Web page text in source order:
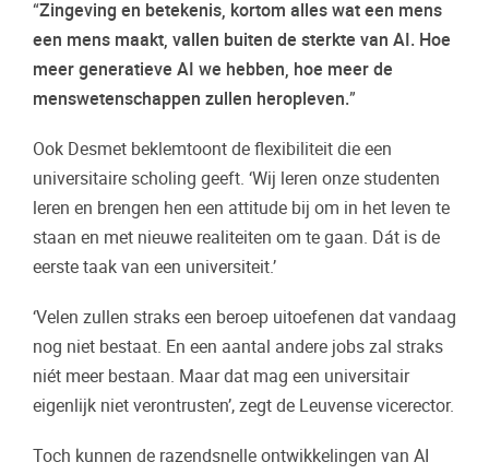
“Zingeving en betekenis, kortom alles wat een mens
een mens maakt, vallen buiten de sterkte van AI. Hoe
meer generatieve AI we hebben, hoe meer de
menswetenschappen zullen heropleven.”
Ook Desmet beklemtoont de flexibiliteit die een
universitaire scholing geeft. ‘Wij leren onze studenten
leren en brengen hen een attitude bij om in het leven te
staan en met nieuwe realiteiten om te gaan. Dát is de
eerste taak van een universiteit.’
‘Velen zullen straks een beroep uitoefenen dat vandaag
nog niet bestaat. En een aantal andere jobs zal straks
niét meer bestaan. Maar dat mag een universitair
eigenlijk niet verontrusten’, zegt de Leuvense vicerector.
Toch kunnen de razendsnelle ontwikkelingen van AI